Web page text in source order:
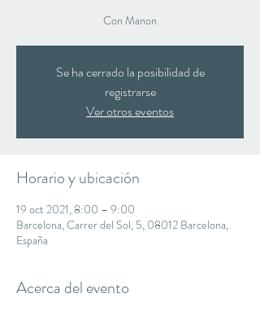
Con Manon
Se ha cerrado la posibilidad de
registrarse
Ver otros eventos
Horario y ubicación
19 oct 2021, 8:00 – 9:00
Barcelona, Carrer del Sol, 5, 08012 Barcelona,
España
Acerca del evento